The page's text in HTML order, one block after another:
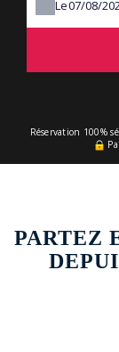
Le
Réservation 100%
PARTEZ